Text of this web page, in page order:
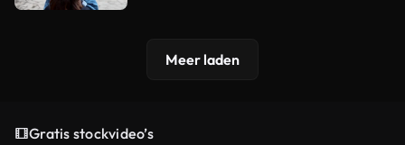
Meer laden
Gratis stockvideo’s